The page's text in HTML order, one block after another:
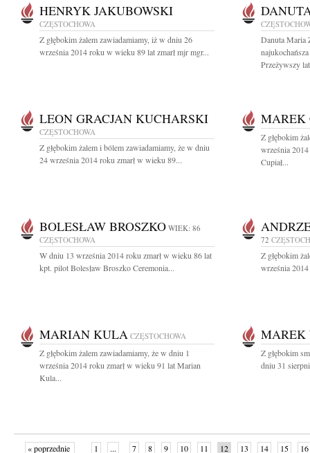
HENRYK JAKUBOWSKI
CZĘSTOCHOWA
Z głębokim żalem zawiadamiamy, iż w dniu 26
września 2014 roku w wieku 89 lat zmarł mjr mgr...
Danuta Maria
Przeżywszy
LEON GRACJAN KUCHARSKI
CZĘSTOCHOWA
Z głębokim żalem i bólem zawiadamiamy, że w dniu
24 września 2014 roku zmarł w wieku 89...
MAREK
Z głębokim
września
Cupiał...
BOLESŁAW BROSZKO WIEK: 86
CZĘSTOCHOWA
W dniu 13 września 2014 roku zmarł w wieku 86 lat
kpt. pilot Bolesław Broszko Ceremonia...
72
Z głębokim
września
MARIAN KULA CZĘSTOCHOWA
Z głębokim żalem zawiadamiamy, że w dniu 1
września 2014 roku zmarł w wieku 91 lat Marian
Kula...
MAREK
Z głębokim
dniu 31
« poprzednie 1 ... 7 8 9 10 11 12 13 14 15 16